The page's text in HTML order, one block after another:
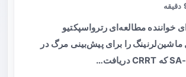
خواننده مطالعه‌ای رترواسپکتیو
را برای پیش‌بینی مرگ در